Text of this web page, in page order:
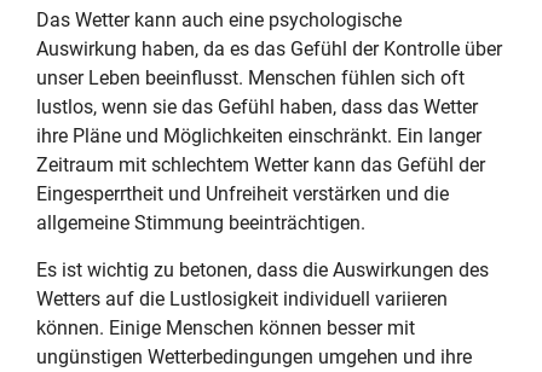
Das Wetter kann auch eine psychologische
Auswirkung haben, da es das Gefühl der Kontrolle über
unser Leben beeinflusst. Menschen fühlen sich oft
lustlos, wenn sie das Gefühl haben, dass das Wetter
ihre Pläne und Möglichkeiten einschränkt. Ein langer
Zeitraum mit schlechtem Wetter kann das Gefühl der
Eingesperrtheit und Unfreiheit verstärken und die
allgemeine Stimmung beeinträchtigen.
Es ist wichtig zu betonen, dass die Auswirkungen des
Wetters auf die Lustlosigkeit individuell variieren
können. Einige Menschen können besser mit
ungünstigen Wetterbedingungen umgehen und ihre